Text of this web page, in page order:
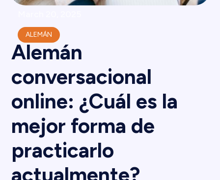
ALEMÁN
Alemán
conversacional
online: ¿Cuál es la
mejor forma de
practicarlo
actualmente?